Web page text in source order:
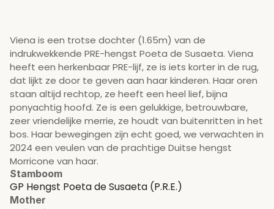
Viena is een trotse dochter (1.65m) van de
indrukwekkende PRE-hengst Poeta de Susaeta. Viena
heeft een herkenbaar PRE-lijf, ze is iets korter in de rug,
dat lijkt ze door te geven aan haar kinderen. Haar oren
staan altijd rechtop, ze heeft een heel lief, bijna
ponyachtig hoofd. Ze is een gelukkige, betrouwbare,
zeer vriendelijke merrie, ze houdt van buitenritten in het
bos. Haar bewegingen zijn echt goed, we verwachten in
2024 een veulen van de prachtige Duitse hengst
Morricone van haar.
Stamboom
GP Hengst Poeta de Susaeta (P.R.E.)
Mother